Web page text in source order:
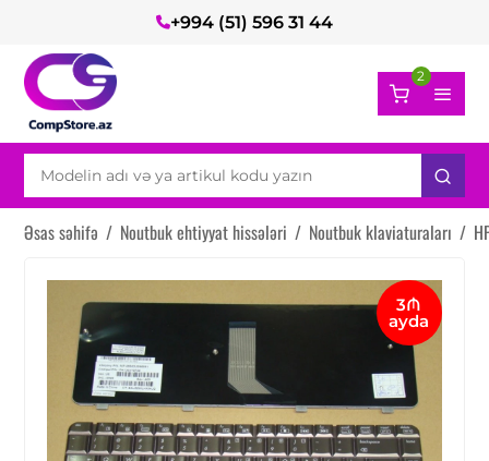
+994 (51) 596 31 44
2
Əsas səhifə / Noutbuk ehtiyyat hissələri / Noutbuk klaviaturaları /
3₼
ayda